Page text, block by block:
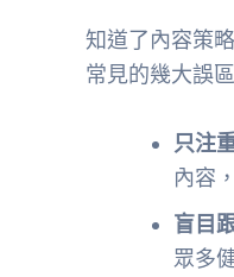
知道了內容策
常見的幾大誤區
只注
內容
盲目
眾多